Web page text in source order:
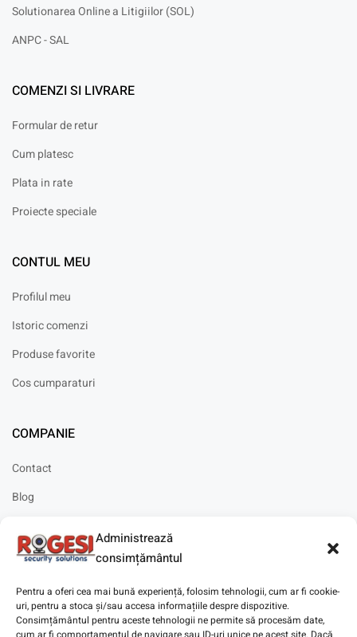
Administrează
consimțământul
Pentru a oferi cea mai bună experiență, folosim tehnologii, cum ar fi cookie-
uri, pentru a stoca și/sau accesa informațiile despre dispozitive.
Consimțământul pentru aceste tehnologii ne permite să procesăm date,
Solutionarea Online a Litigiilor (SOL)
ANPC - SAL
COMENZI SI LIVRARE
Formular de retur
Cum platesc
Plata in rate
Proiecte speciale
CONTUL MEU
Profilul meu
Istoric comenzi
Produse favorite
Cos cumparaturi
COMPANIE
Contact
Blog
Solicitare instalare